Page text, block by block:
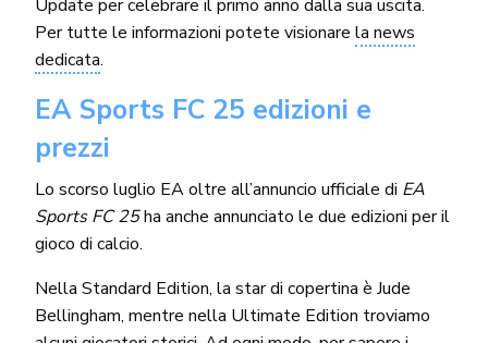
Update per celebrare il primo anno dalla sua uscita.
Per tutte le informazioni potete visionarela news
dedicata.
EA Sports FC 25 edizioni e
prezzi
Lo scorso luglio EA oltre all’annuncio ufficiale di EA
Sports FC 25ha anche annunciato le due edizioni per il
gioco di calcio.
Nella Standard Edition, la star di copertina è Jude
Bellingham, mentre nella Ultimate Edition troviamo